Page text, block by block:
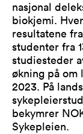
nasjonal
biokjemi.
resultatene
studenter fra
studiesteder
økning på om
2023. På
bekymrer
Sykepleien.